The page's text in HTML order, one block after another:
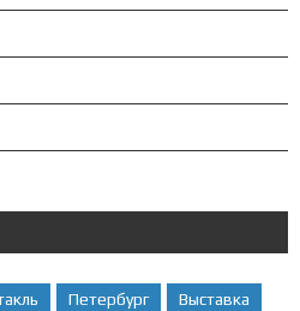
Петербург Выставка